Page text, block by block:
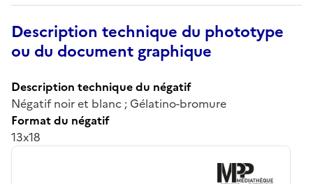
Description technique du phototype
ou du document graphique
Description technique du négatif
Négatif noir et blanc ; Gélatino-bromure
Format du négatif
13x18